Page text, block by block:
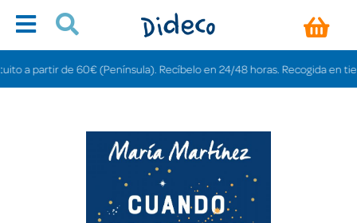
partir de 60€ (Península). Recíbelo en 24/48 horas. Recogida en